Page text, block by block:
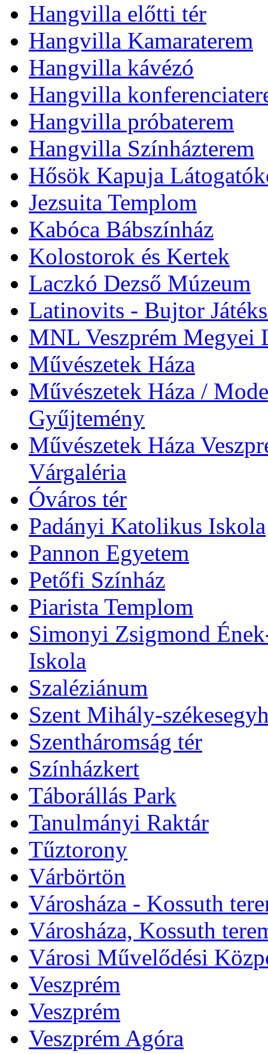
Hangvilla előtti tér
Hangvilla Kamaraterem
Hangvilla kávézó
Hangvilla
Hangvilla próbaterem
Hangvilla Színházterem
Hősök Kapuja
Jezsuita Templom
Kabóca Bábszínház
Kolostorok és Kertek
Laczkó Dezső Múzeum
Latinovits - Bujtor
MNL Veszprém Megyei
Művészetek Háza
Művészetek Háza /
Gyűjtemény
Művészetek Háza
Várgaléria
Óváros tér
Padányi Katolikus Iskola
Pannon Egyetem
Petőfi Színház
Piarista Templom
Simonyi Zsigmond
Iskola
Szaléziánum
Szent Mihály-
Szentháromság tér
Színházkert
Táborállás Park
Tanulmányi Raktár
Tűztorony
Várbörtön
Városháza - Kossuth
Városháza, Kossuth
Városi Művelődési
Veszprém
Veszprém
Veszprém Agóra